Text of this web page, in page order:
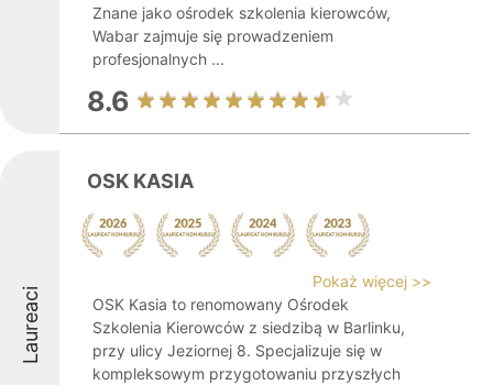
Znane jako ośrodek szkolenia kierowców,
Wabar zajmuje się prowadzeniem
profesjonalnych ...
8.6
Laureaci
OSK KASIA
Pokaż więcej >>
OSK Kasia to renomowany Ośrodek
Szkolenia Kierowców z siedzibą w Barlinku,
przy ulicy Jeziornej 8. Specjalizuje się w
kompleksowym przygotowaniu przyszłych